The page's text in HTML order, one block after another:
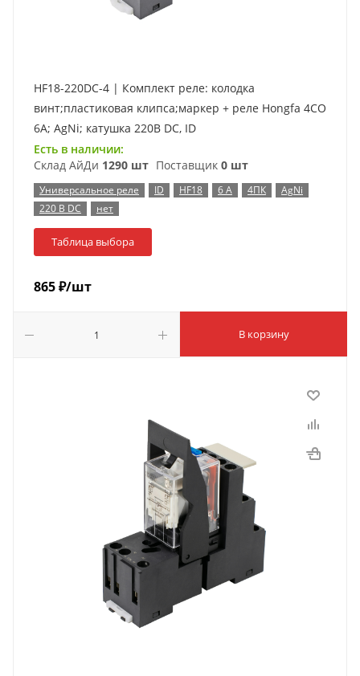
HF18-220DC-4 | Комплект реле: колодка
винт;пластиковая клипса;маркер + реле Hongfa 4CO
6A; AgNi; катушка 220B DC, ID
Есть в наличии:
Склад АйДи 1290 шт Поставщик 0 шт
Универсальное реле ID HF18 6 А 4ПК
AgNi
220 В DC
нет
Таблица выбора
865₽/шт
В корзину